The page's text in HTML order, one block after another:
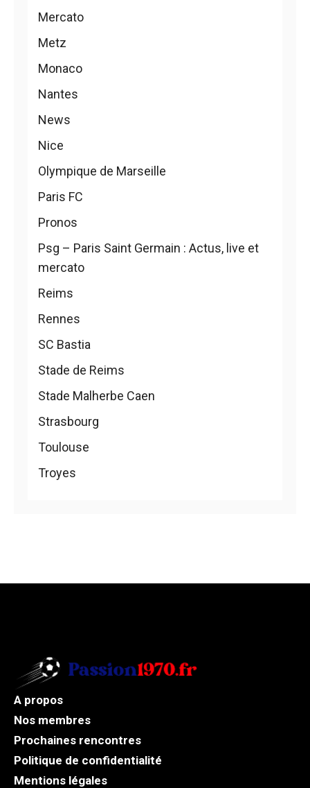
Mercato
Metz
Monaco
Nantes
News
Nice
Olympique de Marseille
Paris FC
Pronos
Psg – Paris Saint Germain : Actus, live et
mercato
Reims
Rennes
SC Bastia
Stade de Reims
Stade Malherbe Caen
Strasbourg
Toulouse
Troyes
A propos
Nos membres
Prochaines rencontres
Politique de confidentialité
Mentions légales